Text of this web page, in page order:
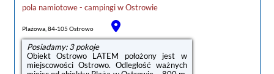
pola namiotowe - campingiwOstrowie
Plażowa, 84-105 Ostrowo
Posiadamy: 3 pokoje
Obiekt Ostrowo LATEM położony jest w
miejscowości Ostrowo. Odległość ważnych